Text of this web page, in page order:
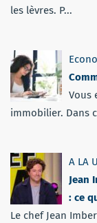
les lèvres. P...
Vous
immobilier. Dans
A LA
Jean
: ce
Le chef Jean